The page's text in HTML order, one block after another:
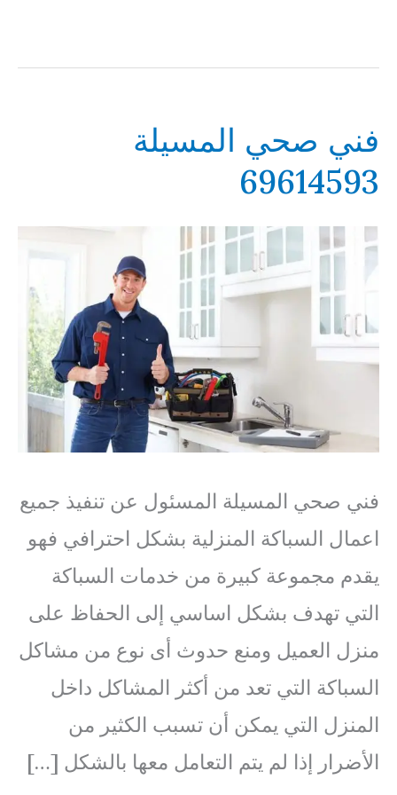
فني صحي المسيلة
69614593
فني صحي المسيلة المسئول عن تنفيذ جميع
اعمال السباكة المنزلية بشكل احترافي فهو
يقدم مجموعة كبيرة من خدمات السباكة
التي تهدف بشكل اساسي إلى الحفاظ على
منزل العميل ومنع حدوث أى نوع من مشاكل
السباكة التي تعد من أكثر المشاكل داخل
المنزل التي يمكن أن تسبب الكثير من
الأضرار إذا لم يتم التعامل معها بالشكل […]